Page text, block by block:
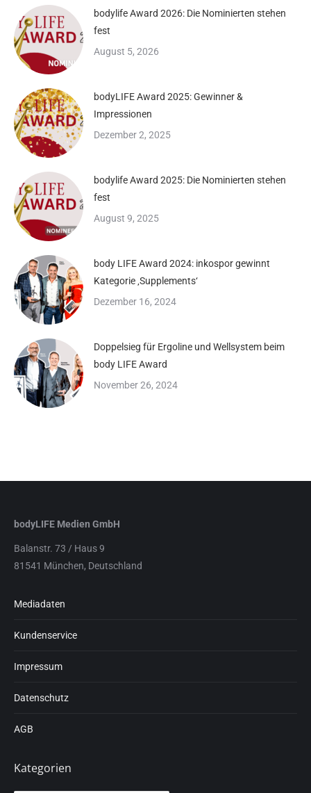
bodylife Award 2026: Die Nominierten stehen
fest
August 5, 2026
bodyLIFE Award 2025: Gewinner &
Impressionen
Dezember 2, 2025
bodylife Award 2025: Die Nominierten stehen
fest
August 9, 2025
body LIFE Award 2024: inkospor gewinnt
Kategorie ‚Supplements‘
Dezember 16, 2024
Doppelsieg für Ergoline und Wellsystem beim
body LIFE Award
November 26, 2024
bodyLIFE Medien GmbH
Balanstr. 73 / Haus 9
81541 München, Deutschland
Mediadaten
Kundenservice
Impressum
Datenschutz
AGB
Kategorien